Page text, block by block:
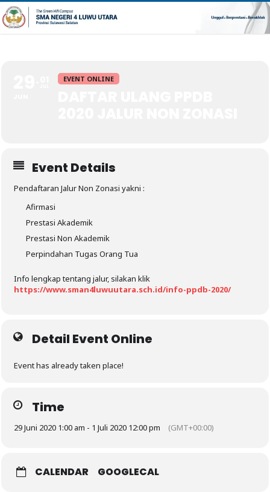
EVENT ONLINE
Event Details
Pendaftaran Jalur Non Zonasi yakni :
Afirmasi
Prestasi Akademik
Prestasi Non Akademik
Perpindahan Tugas Orang Tua
Info lengkap tentang jalur, silakan klik
https://www.sman4luwuutara.sch.id/info-ppdb-2020/
Detail Event Online
Event has already taken place!
Time
29 Juni 2020 1:00 am - 1 Juli 2020 12:00 pm (GMT+00:00)
CALENDAR GOOGLECAL